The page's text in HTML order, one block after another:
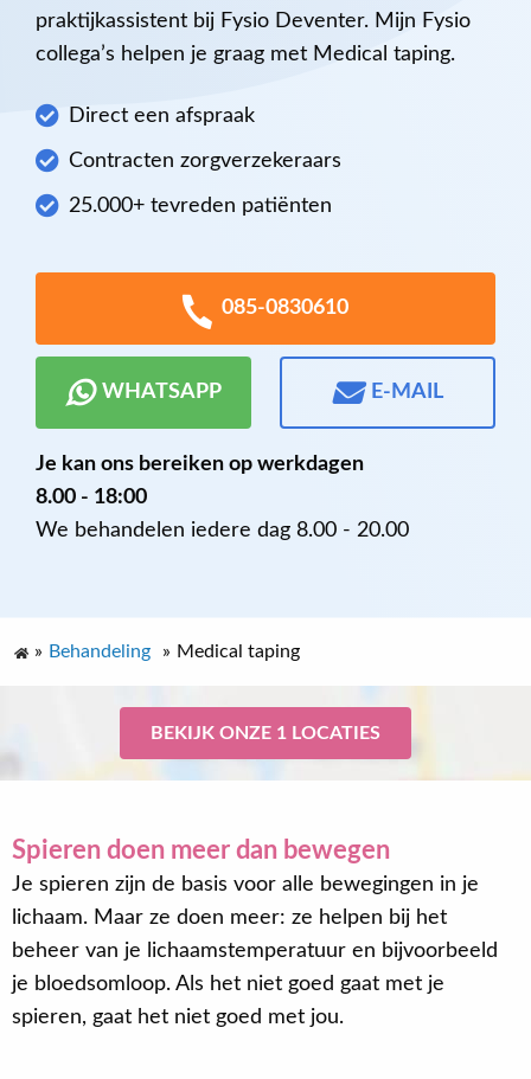
praktijkassistent bij Fysio Deventer. Mijn Fysio
collega’s helpen je graag met Medical taping.
Direct een afspraak
Contracten zorgverzekeraars
25.000+ tevreden patiënten
085-0830610
WHATSAPP E-MAIL
Je kan ons bereiken op werkdagen
8.00 - 18:00
We behandelen iedere dag 8.00 - 20.00
» Behandeling » Medical taping
BEKIJK ONZE 1 LOCATIES
Spieren doen meer dan bewegen
Je spieren zijn de basis voor alle bewegingen in je
lichaam. Maar ze doen meer: ze helpen bij het
beheer van je lichaamstemperatuur en bijvoorbeeld
je bloedsomloop. Als het niet goed gaat met je
spieren, gaat het niet goed met jou.